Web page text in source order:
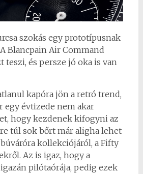
szokás egy prototípusnak
Blancpain Air Command
teszi, és persze jó oka is van
kapóra jön a retró trend,
egy évtizede nem akar
hogy kezdenek kifogyni az
túl sok bőrt már aligha lehet
kollekciójáról, a Fifty
Az is igaz, hogy a
pilótaórája, pedig ezek